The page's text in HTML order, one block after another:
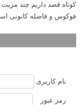
فوکوس و فاصله کانونی
نام کاربری
رمز عبور